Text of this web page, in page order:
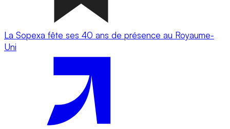
La Sopexa fête ses 40 ans de présence au Royaume-
Uni